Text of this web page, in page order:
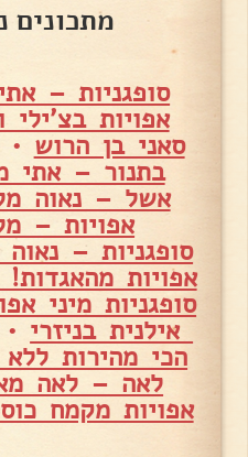
מתכונים
סופגניות –
אפויות בצ'ילי
סאני בן הרוש
בתנור – אתי
אשל – נאוה
אפויות –
סופגניות –
אפויות
סופגניות מיני
אילנית בניזרי
הכי מהירות
לאה – לאה
אפויות מקמח